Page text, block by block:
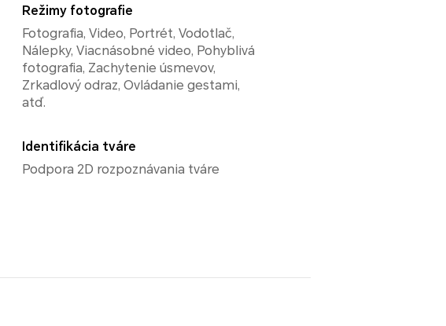
Režimy fotografie
Fotografia, Video, Portrét, Vodotlač,
Nálepky, Viacnásobné video, Pohyblivá
fotografia, Zachytenie úsmevov,
Zrkadlový odraz, Ovládanie gestami,
atď.
Identifikácia tváre
Podpora 2D rozpoznávania tváre